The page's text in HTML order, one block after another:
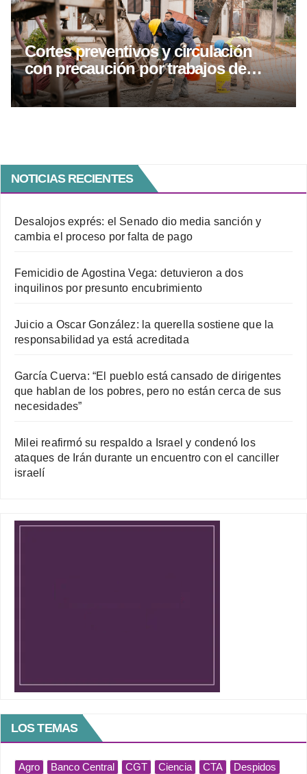
Cortes preventivos y circulación
con precaución por trabajos de
hormigonado y asfaltado
NOTICIAS RECIENTES
Desalojos exprés: el Senado dio media sanción y
cambia el proceso por falta de pago
Femicidio de Agostina Vega: detuvieron a dos
inquilinos por presunto encubrimiento
Juicio a Oscar González: la querella sostiene que la
responsabilidad ya está acreditada
García Cuerva: “El pueblo está cansado de dirigentes
que hablan de los pobres, pero no están cerca de sus
necesidades”
Milei reafirmó su respaldo a Israel y condenó los
ataques de Irán durante un encuentro con el canciller
israelí
LOS TEMAS
Agro Banco Central CGT Ciencia CTA
Despidos